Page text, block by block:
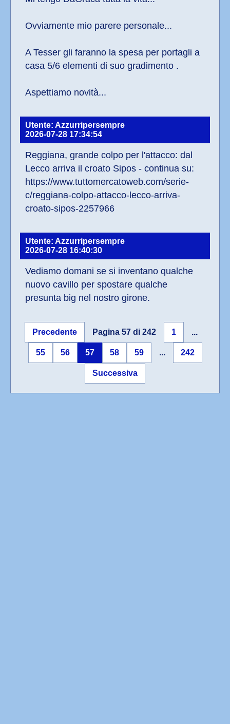
Ovviamente mio parere personale...
A Tesser gli faranno la spesa per portagli a
casa 5/6 elementi di suo gradimento .
Aspettiamo novità...
Utente: Azzurripersempre
2026-07-28 17:34:54
Reggiana, grande colpo per l'attacco: dal
Lecco arriva il croato Sipos - continua su:
https://www.tuttomercatoweb.com/serie-
c/reggiana-colpo-attacco-lecco-arriva-
croato-sipos-2257966
Utente: Azzurripersempre
2026-07-28 16:40:30
Vediamo domani se si inventano qualche
nuovo cavillo per spostare qualche
presunta big nel nostro girone.
Precedente Pagina 57 di 242 1 ...
55 56 57 58 59 ... 242
Successiva